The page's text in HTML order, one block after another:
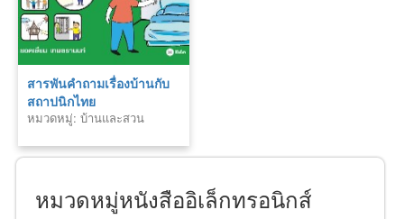
สารพันคำถามเรื่องบ้านกับ
สถาปนิกไทย
หมวดหมู่: บ้านและสวน
หมวดหมู่หนังสืออิเล็กทรอนิกส์